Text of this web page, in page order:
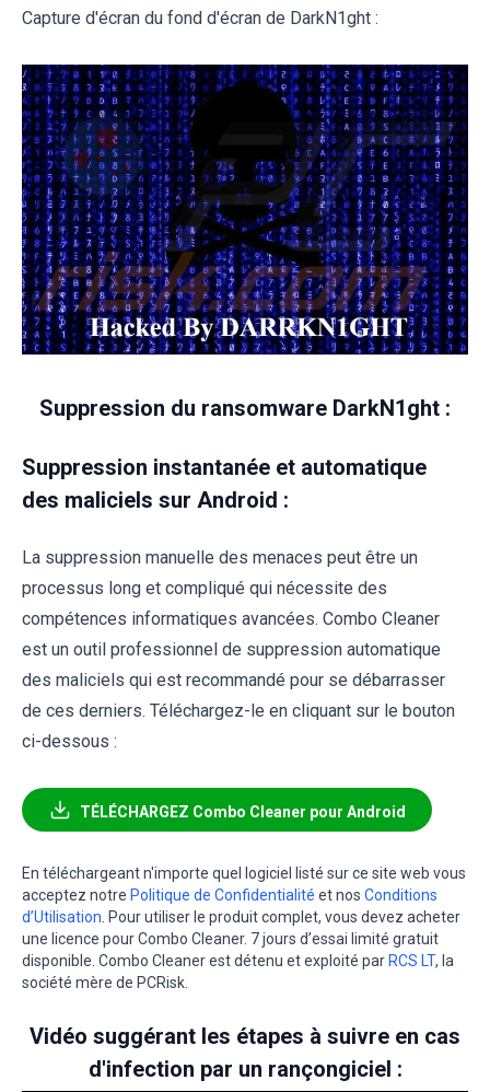
Capture d'écran du fond d'écran de DarkN1ght :
Suppression du ransomware DarkN1ght :
Suppression instantanée et automatique
des maliciels sur Android :
La suppression manuelle des menaces peut être un
processus long et compliqué qui nécessite des
compétences informatiques avancées. Combo Cleaner
est un outil professionnel de suppression automatique
des maliciels qui est recommandé pour se débarrasser
de ces derniers. Téléchargez-le en cliquant sur le bouton
ci-dessous :
TÉLÉCHARGEZ Combo Cleaner pour Android
En téléchargeant n'importe quel logiciel listé sur ce site web vous
acceptez notre Politique de Confidentialité et nos Conditions
d’Utilisation . Pour utiliser le produit complet, vous devez acheter
une licence pour Combo Cleaner. 7 jours d’essai limité gratuit
disponible. Combo Cleaner est détenu et exploité par RCS LT, la
société mère de PCRisk.
Vidéo suggérant les étapes à suivre en cas
d'infection par un rançongiciel :